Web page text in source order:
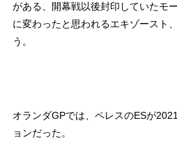
がある、開幕戦以後封印していたモ
に変わったと思われるエキゾースト
う。
オランダGPでは、ペレスのESが
ョンだった。